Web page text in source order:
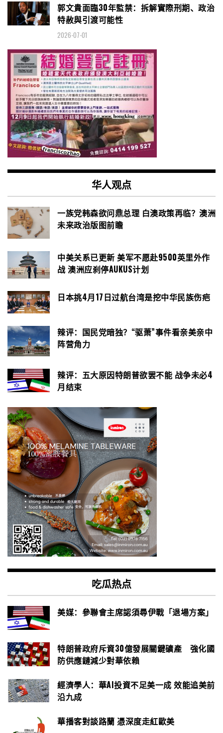
郭文貴面臨30年監禁：拆解實際刑期、政治
特赦與引渡可能性
2026-07-01
华人观点
一族党韩森欲问鼎总理 白澳政策再临？澳洲
未来政治版图前瞻
中美关系已更新 美军不愿赴9500英里外作
战 澳洲应刹停AUKUS计划
日本挑4月17日过航台湾是挖中华民族伤疤
辣评：国民党暗独？“驱萧”事件看亲美亲中
阵营角力
辣评：五大原因特朗普欲罢不能 战争未必4
月结束
吃瓜热点
美媒：參聯會主席認須尋伊戰「退場方案」
特朗普政府斥資30億發展關鍵礦產 強化國
防供應鏈減少對華依賴
經濟學人：華AI投資不足美一成 效能追美前
沿九成
華播客對談路蘭 憑深度走紅歐美